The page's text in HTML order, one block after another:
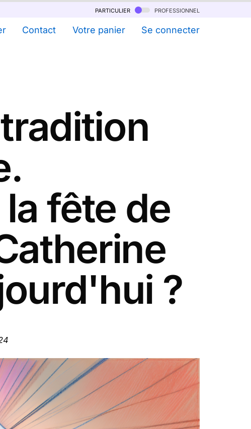
particulier professionnel
Contact Votre panier Se connecter
fête de
?